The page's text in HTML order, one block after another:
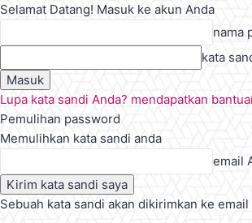
Selamat Datang! Masuk ke akun Anda
nama
kata
Lupa kata sandi Anda? mendapatkan
Pemulihan password
Memulihkan kata sandi anda
email
Sebuah kata sandi akan dikirimkan ke email